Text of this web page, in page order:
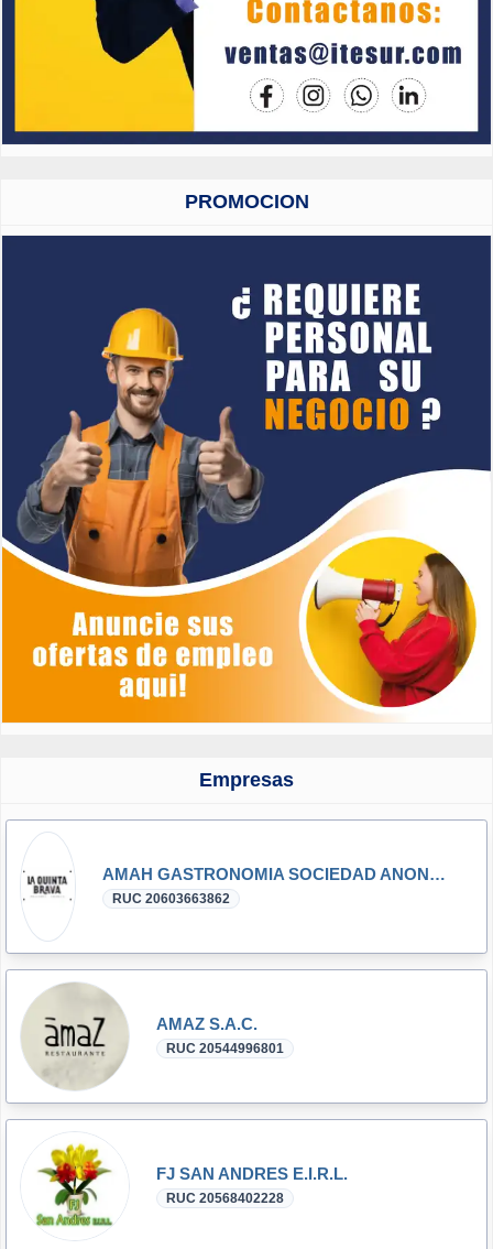
PROMOCION
Empresas
AMAH GASTRONOMIA SOCIEDAD ANONIMA CERRADA- AMAH GASTRONOMIA S.A.C.
RUC 20603663862
AMAZ S.A.C.
RUC 20544996801
FJ SAN ANDRES E.I.R.L.
RUC 20568402228